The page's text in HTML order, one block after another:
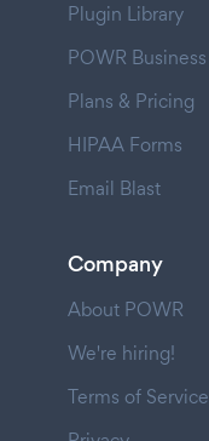
Plugin Library
POWR Business
Plans & Pricing
HIPAA Forms
Email Blast
Company
About POWR
We're hiring!
Terms of Service